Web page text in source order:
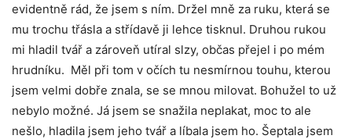
evidentně rád, že jsem s ním. Držel mně za ruku, která se
mu trochu třásla a střídavě ji lehce tisknul. Druhou rukou
mi hladil tvář a zároveň utíral slzy, občas přejel i po mém
hrudníku. Měl při tom v očích tu nesmírnou touhu, kterou
jsem velmi dobře znala, se se mnou milovat. Bohužel to už
nebylo možné. Já jsem se snažila neplakat, moc to ale
nešlo, hladila jsem jeho tvář a líbala jsem ho. Šeptala jsem